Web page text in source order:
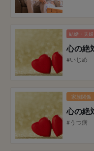
結婚・夫婦
#いじめ
家族関係
#うつ病